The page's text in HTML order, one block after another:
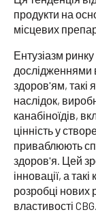
продукти на
місцевих
Ентузіазм
дослідженнями
здоров'ям, такі
наслідок,
канабіноїдів,
цінність у
приваблюють
здоров'я. Цей
інновації, а
розробці нових
властивості CBG.